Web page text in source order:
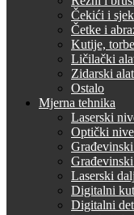
Čekići i
Četke i
Kutije,
Ličilački
Zidarski alat
Ostalo
Mjerna tehnika
Laserski
Optički
Laserski
Digitalni
Digitalni